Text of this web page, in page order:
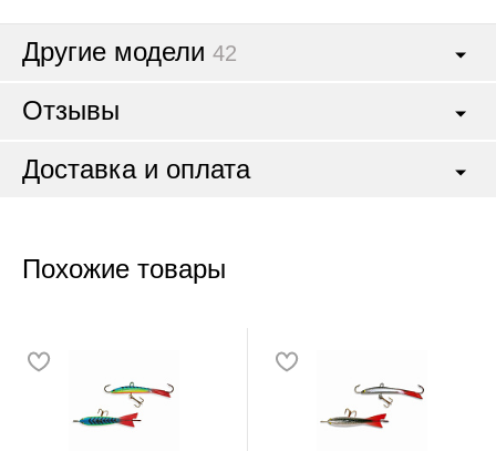
Другие модели 42
Отзывы
Доставка и оплата
Похожие товары